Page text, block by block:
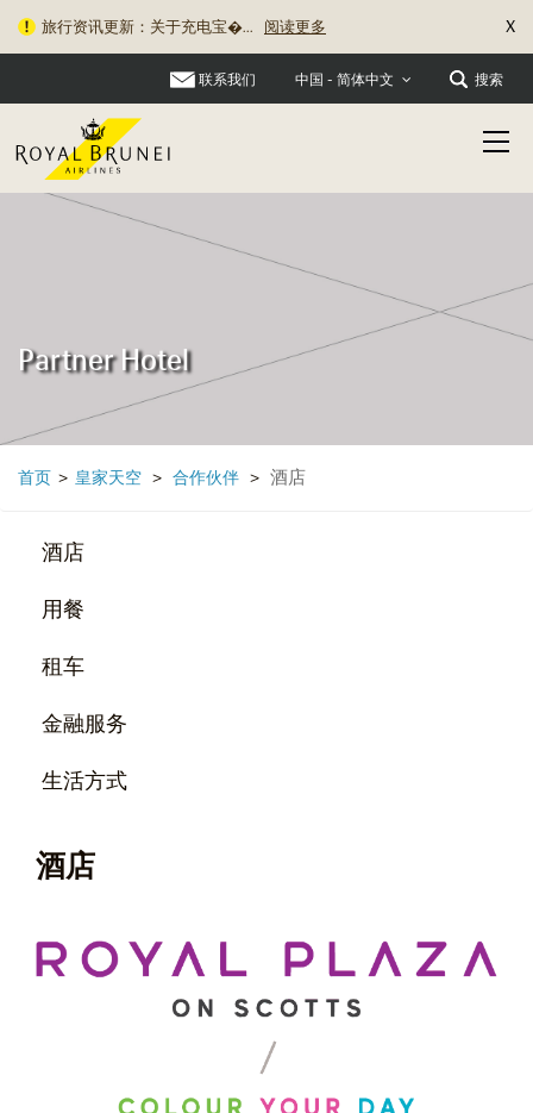
旅行资讯更新：关于充电宝�... 阅读更多 X
联系我们 中国 - 简体中文 搜索
Partner Hotel
首页 > 皇家天空 > 合作伙伴 > 酒店
酒店
用餐
租车
金融服务
生活方式
酒店